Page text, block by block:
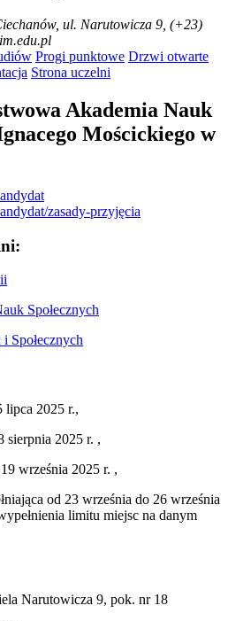
ul. Narutowicza 9, (+23)
Progi punktowe Drzwi otwarte
Strona uczelni
Akademia Nauk
Mościckiego w
zasady-przyjęcia
Społecznych
Społecznych
lipca 2025 r.,
sierpnia 2025 r. ,
września 2025 r. ,
od 23 września do 26 września
limitu miejsc na danym
Narutowicza 9, pok. nr 18